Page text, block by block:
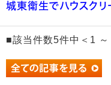
城東衛生でハウスクリ
■該当件数5件中＜1